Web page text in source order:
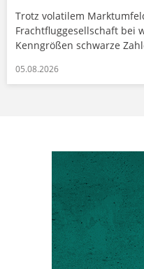
Trotz volatilem
Frachtfluggesellschaft bei
Kenngrößen schwarze
05.08.2026